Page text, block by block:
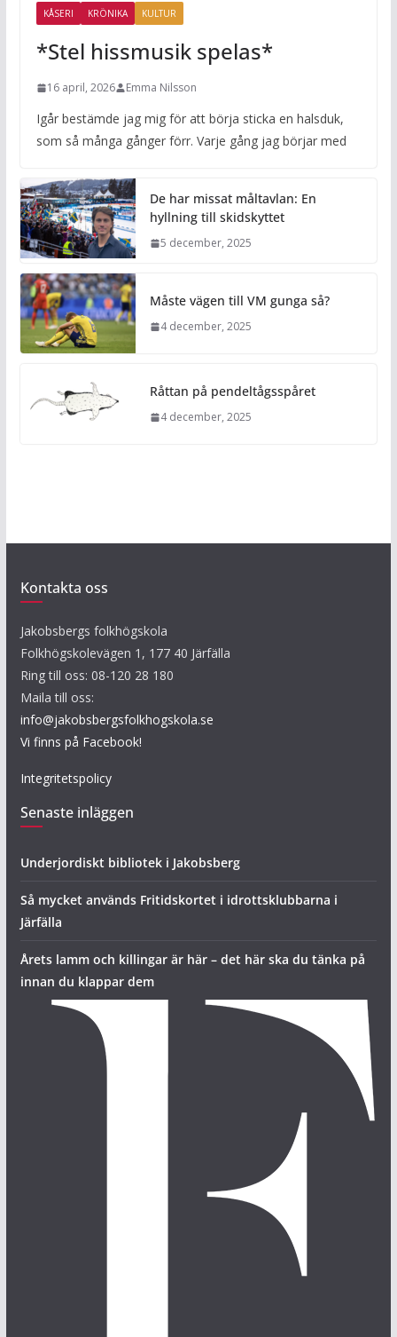
KÅSERI KRÖNIKA KULTUR
*Stel hissmusik spelas*
16 april, 2026 Emma Nilsson
Igår bestämde jag mig för att börja sticka en halsduk,
som så många gånger förr. Varje gång jag börjar med
De har missat måltavlan: En
hyllning till skidskyttet
5 december, 2025
Måste vägen till VM gunga så?
4 december, 2025
Råttan på pendeltågsspåret
4 december, 2025
Kontakta oss
Jakobsbergs folkhögskola
Folkhögskolevägen 1, 177 40 Järfälla
Ring till oss: 08-120 28 180
Maila till oss:
info@jakobsbergsfolkhogskola.se
Vi finns på Facebook!
Integritetspolicy
Senaste inläggen
Underjordiskt bibliotek i Jakobsberg
Så mycket används Fritidskortet i idrottsklubbarna i
Järfälla
Årets lamm och killingar är här – det här ska du tänka på
innan du klappar dem